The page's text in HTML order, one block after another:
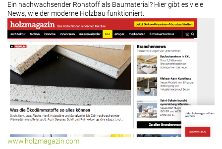
Ein nachwachsender Rohstoff als Baumaterial? Hier gibt es viele
News, wie der moderne Holzbau funktioniert.
www.holzmagazin.com